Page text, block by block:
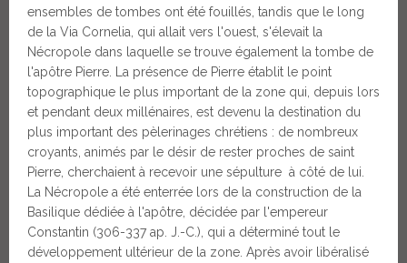
ensembles de tombes ont été fouillés, tandis que le long
de la Via Cornelia, qui allait vers l'ouest, s'élevait la
Nécropole dans laquelle se trouve également la tombe de
l'apôtre Pierre. La présence de Pierre établit le point
topographique le plus important de la zone qui, depuis lors
et pendant deux millénaires, est devenu la destination du
plus important des pèlerinages chrétiens : de nombreux
croyants, animés par le désir de rester proches de saint
Pierre, cherchaient à recevoir une sépulture à côté de lui.
La Nécropole a été enterrée lors de la construction de la
Basilique dédiée à l'apôtre, décidée par l'empereur
Constantin (306-337 ap. J.-C.), qui a déterminé tout le
développement ultérieur de la zone. Après avoir libéralisé